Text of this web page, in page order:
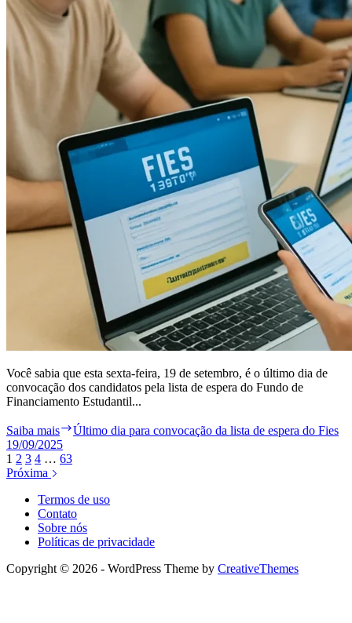
Você sabia que esta sexta-feira, 19 de setembro, é o último dia de
convocação dos candidatos pela lista de espera do Fundo de
Financiamento Estudantil...
Saiba mais
Último dia para convocação da lista de espera do Fies
19/09/2025
1 2 3 4 … 63
Próxima
Termos de uso
Contato
Sobre nós
Políticas de privacidade
Copyright © 2026 - WordPress Theme by CreativeThemes